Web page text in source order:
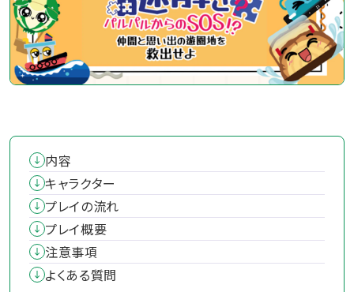
内容
キャラクター
プレイの流れ
プレイ概要
注意事項
よくある質問